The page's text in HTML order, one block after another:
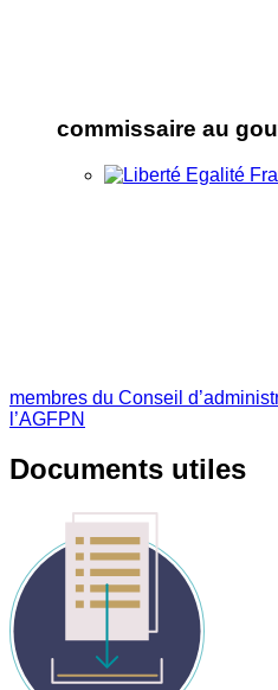
commissaire au
membres du Conseil
l’AGFPN
Documents utiles